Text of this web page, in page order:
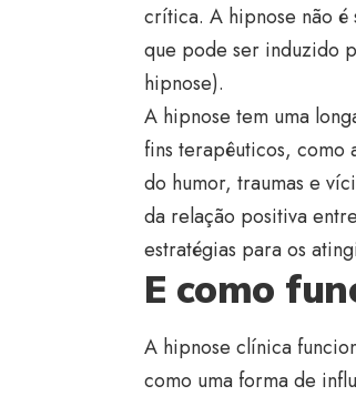
crítica. A hipnose não é
que pode ser induzido
hipnose).
A hipnose tem uma
fins terapêuticos, como
do humor, traumas e
da relação positiva
estratégias para os
E como
A hipnose clínica
como uma forma de